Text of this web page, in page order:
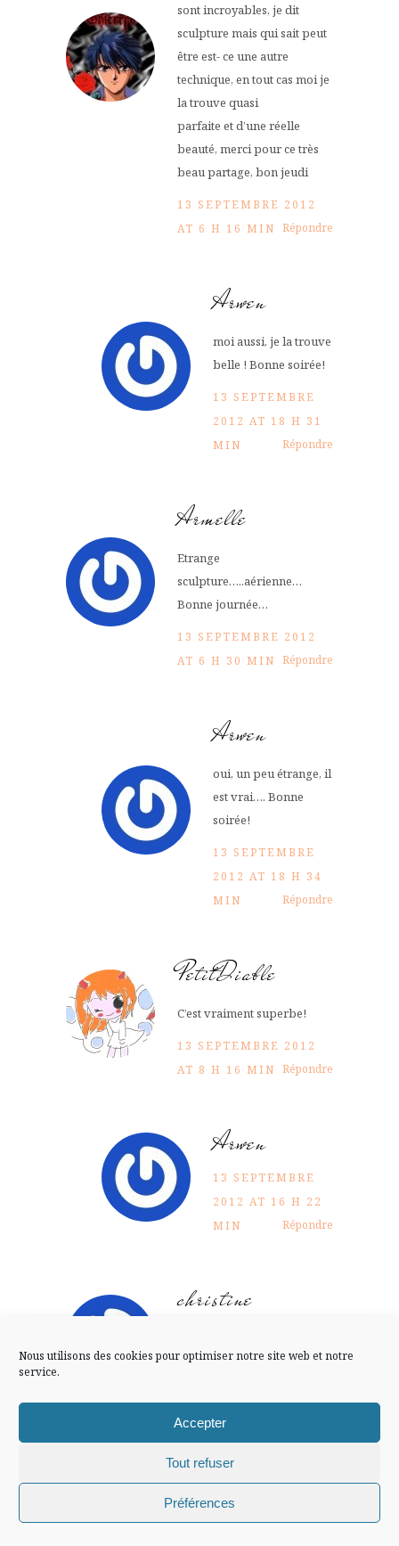
Nous utilisons des cookies pour optimiser notre site web et notre
service.
Accepter
Tout refuser
Préférences
sont incroyables, je dit
sculpture mais qui sait peut
être est- ce une autre
technique, en tout cas moi je
la trouve quasi
parfaite et d’une réelle
beauté, merci pour ce très
beau partage, bon jeudi
13 SEPTEMBRE 2012
AT 6 H 16 MIN Répondre
Arwen
moi aussi, je la trouve
belle ! Bonne soirée!
13 SEPTEMBRE
2012 AT 18 H 31
MIN
Répondre
Armelle
Etrange
sculpture…..aérienne…
Bonne journée…
13 SEPTEMBRE 2012
AT 6 H 30 MIN Répondre
Arwen
oui, un peu étrange, il
est vrai…. Bonne
soirée!
13 SEPTEMBRE
2012 AT 18 H 34
MIN
Répondre
PetitDiable
C’est vraiment superbe!
13 SEPTEMBRE 2012
AT 8 H 16 MIN Répondre
Arwen
13 SEPTEMBRE
2012 AT 16 H 22
MIN
Répondre
christine
Arwen
merci Christine!
FLUX INSTA
Suivre sur Instagram
Mentions légales Confidentialité